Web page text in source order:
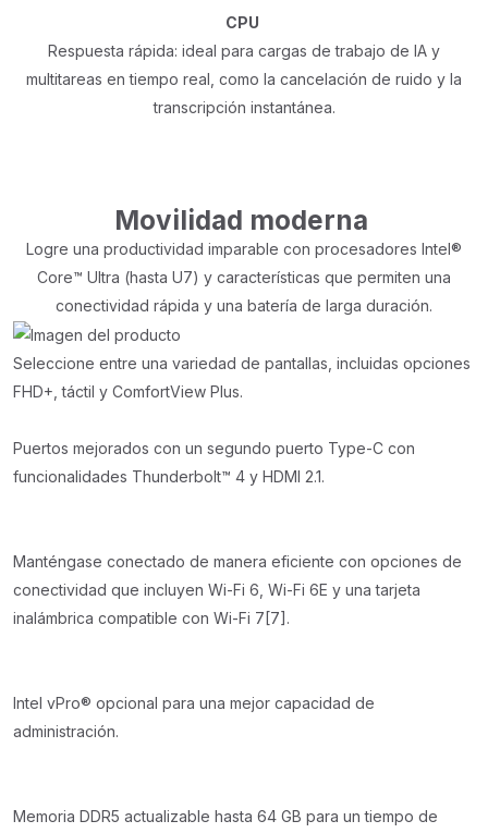
CPU
Respuesta rápida: ideal para cargas de trabajo de IA y
multitareas en tiempo real, como la cancelación de ruido y la
transcripción instantánea.
Movilidad moderna
Logre una productividad imparable con procesadores Intel®
Core™ Ultra (hasta U7) y características que permiten una
conectividad rápida y una batería de larga duración.
Seleccione entre una variedad de pantallas, incluidas opciones
FHD+, táctil y ComfortView Plus.
Puertos mejorados con un segundo puerto Type-C con
funcionalidades Thunderbolt™ 4 y HDMI 2.1.
Manténgase conectado de manera eficiente con opciones de
conectividad que incluyen Wi-Fi 6, Wi-Fi 6E y una tarjeta
inalámbrica compatible con Wi-Fi 7[7].
Intel vPro® opcional para una mejor capacidad de
administración.
Memoria DDR5 actualizable hasta 64 GB para un tiempo de